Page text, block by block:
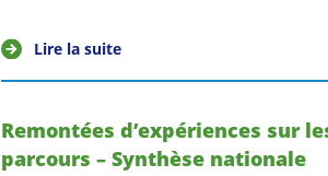
Lire la suite
Remontées d’expériences sur
parcours – Synthèse nationale